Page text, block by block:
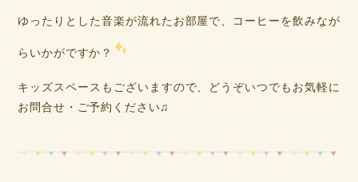
ゆったりとした音楽が流れたお部屋で、コーヒーを飲みなが
らいかがですか？
キッズスペースもございますので、どうぞいつでもお気軽に
お問合せ・ご予約ください♫